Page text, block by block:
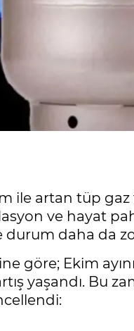
ile artan tüp
ve hayat
daha da
göre; Ekim
yaşandı. Bu